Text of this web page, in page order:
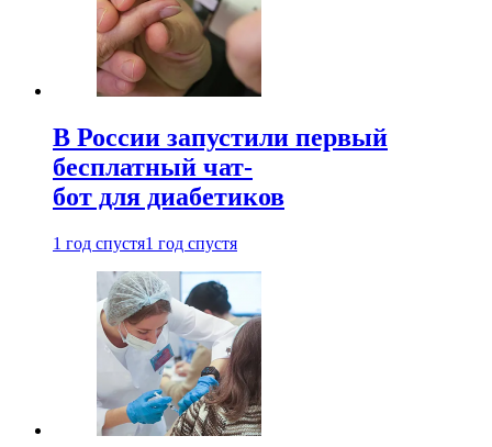
В России запустили первый
бесплатный чат-
бот для диабетиков
1 год спустя1 год спустя